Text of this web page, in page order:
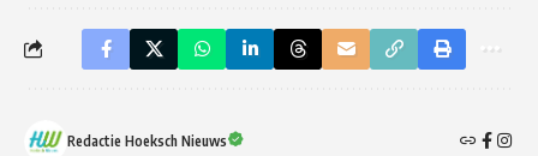
Redactie Hoeksch Nieuws